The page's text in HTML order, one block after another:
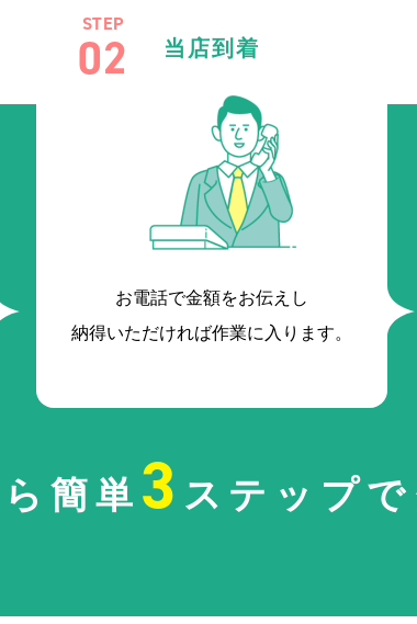
STEP
02 当店到着
お電話で金額をお伝えし
納得いただければ作業に入ります。
簡単 3 ステップ